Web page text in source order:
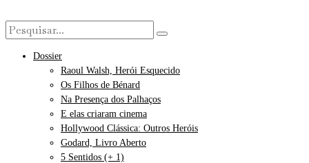
Dossier
Raoul Walsh, Herói Esquecido
Os Filhos de Bénard
Na Presença dos Palhaços
E elas criaram cinema
Hollywood Clássica: Outros Heróis
Godard, Livro Aberto
5 Sentidos (+ 1)